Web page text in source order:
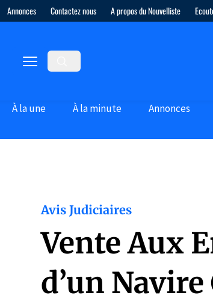
Annonces Contactez nous A propos du Nouvelliste
À la une À la minute Annonces
Avis Judiciaires
Vente Aux
d’un